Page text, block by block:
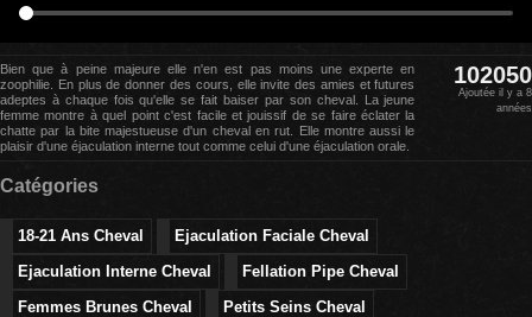
Bien que à peine majeure elle n'en est pas moins une experte en
zoophilie. En plus de donner des cours, elle invite des amies et futures
adeptes à chaque fois qu'elle se fait baiser par son cheval. La jeune
femme montre à quel point c'est facile et jouissif de se faire éclater la
chatte par la bite majestueuse d'un cheval en rut. Elle montre aussi le
plaisir d'une éjaculation interne tout comme celui d'une éjaculation orale.
102050
Ajoutée il y a 8
années
Catégories
18-21 Ans Cheval
Ejaculation Faciale Cheval
Ejaculation Interne Cheval
Fellation Pipe Cheval
Femmes Brunes Cheval
Petits Seins Cheval